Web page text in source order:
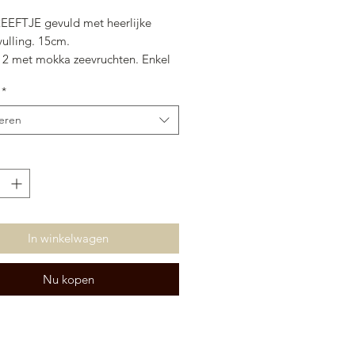
gevuld met heerlijke
15cm.
2 met mokka zeevruchten. Enkel
*
In winkelwagen
Nu kopen